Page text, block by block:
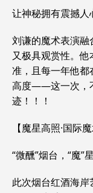
让神秘拥有震撼人
刘谦的魔术表演
又极具观赏性。
准，且每一年他
高度——这一次，
迹！！！
【魔星高照·国际
“微醺”烟台，“魔”
此次烟台红酒海